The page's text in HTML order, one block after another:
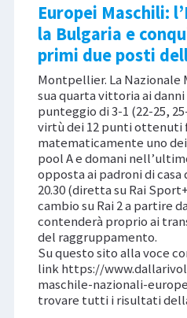
Europei Maschili:
la Bulgaria e
primi due posti
Montpellier. La Nazionale
sua quarta vittoria ai
punteggio di 3-1 (22-25,
virtù dei 12 punti ottenuti
matematicamente uno
pool A e domani
opposta ai padroni di
20.30 (diretta su Rai
cambio su Rai 2 a partire
contenderà proprio ai
del raggruppamento.
Su questo sito alla voce
link https://
maschile-nazionali-
trovare tutti i risultati